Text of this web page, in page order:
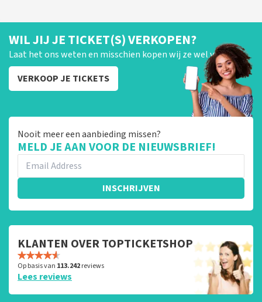
WIL JIJ JE TICKET(S) VERKOPEN?
Laat het ons weten en misschien kopen wij ze wel van je!
VERKOOP JE TICKETS
Nooit meer een aanbieding missen?
MELD JE AAN VOOR DE NIEUWSBRIEF!
INSCHRIJVEN
KLANTEN OVER TOPTICKETSHOP
Op basis van 113.242reviews
Lees reviews